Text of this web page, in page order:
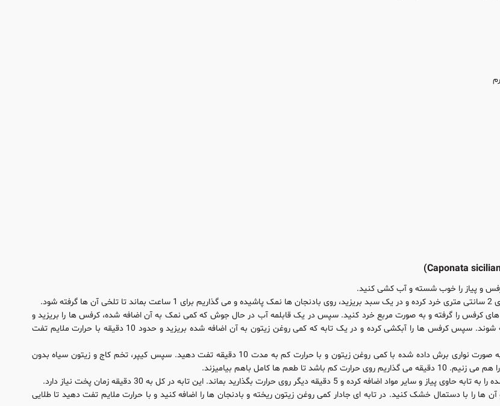
و پیاز را خوب شسته و آب کشی کنید.
شود.
کرفس را گرفته و به صورت مربع خرد کنید. سپس در یک قابلمه آب در حال جوش که کمی نمک به آن اضافه شده، کرفس ها را بریزید و
بگذارید 5 دقیقه بمانند تا پخته شوند. سپس کرفس ها را آبکشی کرده و در یک تابه که کمی روغن زیتون به آن اضافه شده بریزید و حدود 10 دقیقه با حرارت ملایم تفت
در تابه ای دیگر پیازهایی را که به صورت نواری برش داده شده با کمی روغن زیتون و با حرارت کم به مدت 10 دقیقه تفت دهید. سپس کیپر، تخم کاج و زیتون سیاه بدون
تا طعم ها کامل باهم بیامیزند.
کرده و 5 دقیقه دیگر روی حرارت بگذارید بماند. این تابه در کل به 30 دقیقه زمان پخت نیاز دارد.
ها را با دستمال خشک کنید. در تابه ای جادار کمی روغن زیتون ریخته و بادنجان ها را اضافه کنید و با حرارت ملایم تفت دهید تا طلایی